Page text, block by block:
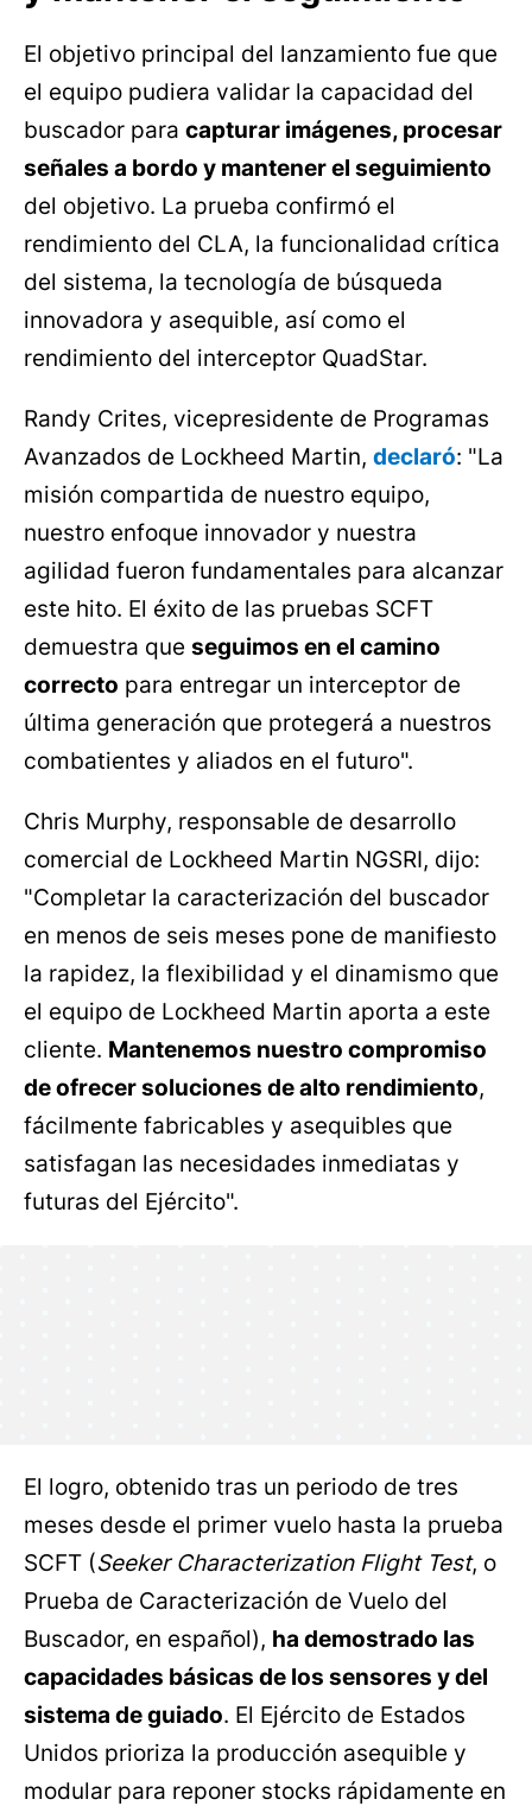
El objetivo principal del lanzamiento fue que
el equipo pudiera validar la capacidad del
buscador para capturar imágenes, procesar
señales a bordo y mantener el seguimiento
del objetivo. La prueba confirmó el
rendimiento del CLA, la funcionalidad crítica
del sistema, la tecnología de búsqueda
innovadora y asequible, así como el
rendimiento del interceptor QuadStar.
Randy Crites, vicepresidente de Programas
Avanzados de Lockheed Martin, declaró: "La
misión compartida de nuestro equipo,
nuestro enfoque innovador y nuestra
agilidad fueron fundamentales para alcanzar
este hito. El éxito de las pruebas SCFT
demuestra que seguimos en el camino
correcto para entregar un interceptor de
última generación que protegerá a nuestros
combatientes y aliados en el futuro".
Chris Murphy, responsable de desarrollo
comercial de Lockheed Martin NGSRI, dijo:
"Completar la caracterización del buscador
en menos de seis meses pone de manifiesto
la rapidez, la flexibilidad y el dinamismo que
el equipo de Lockheed Martin aporta a este
cliente. Mantenemos nuestro compromiso
de ofrecer soluciones de alto rendimiento,
fácilmente fabricables y asequibles que
satisfagan las necesidades inmediatas y
futuras del Ejército".
El logro, obtenido tras un periodo de tres
meses desde el primer vuelo hasta la prueba
SCFT (Seeker Characterization Flight Test, o
Prueba de Caracterización de Vuelo del
Buscador, en español), ha demostrado las
capacidades básicas de los sensores y del
sistema de guiado. El Ejército de Estados
Unidos prioriza la producción asequible y
modular para reponer stocks rápidamente en